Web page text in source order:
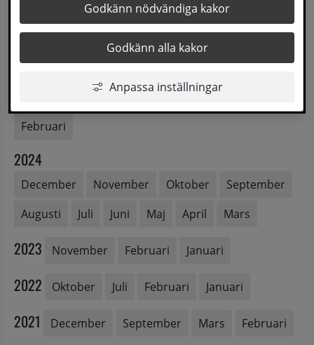
Godkänn nödvändiga kakor
Godkänn alla kakor
Anpassa inställningar
2026
Oktober April
Februari
2024
December November Oktober
September
Augusti
Juli Juni Maj April Mars
2023 November Februari Januari
2022 Oktober Juli Februari Januari
2021 December September Mars Februari